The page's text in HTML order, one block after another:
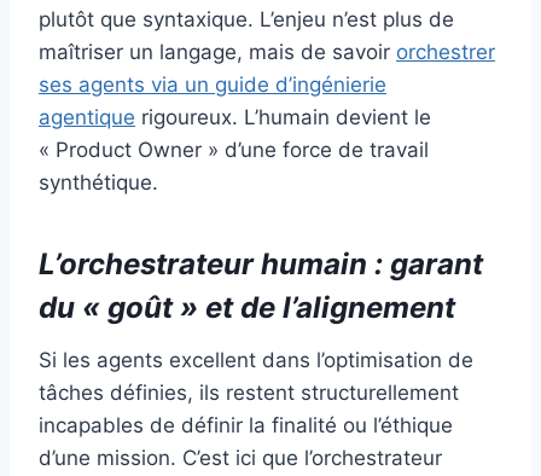
plutôt que syntaxique. L’enjeu n’est plus de
maîtriser un langage, mais de savoir orchestrer
ses agents via un guide d’ingénierie
agentique rigoureux. L’humain devient le
« Product Owner » d’une force de travail
synthétique.
L’orchestrateur humain : garant
du « goût » et de l’alignement
Si les agents excellent dans l’optimisation de
tâches définies, ils restent structurellement
incapables de définir la finalité ou l’éthique
d’une mission. C’est ici que l’orchestrateur